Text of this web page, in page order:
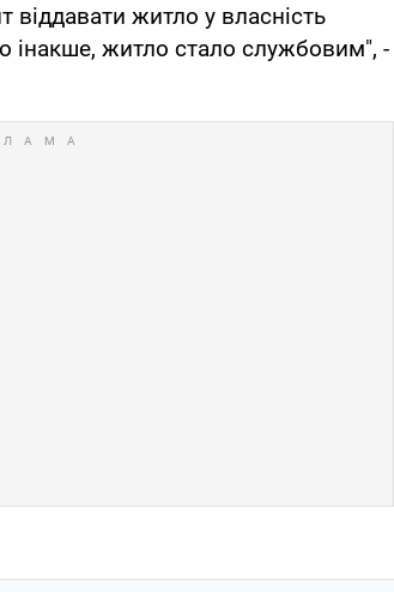
віддавати житло у власність
інакше, житло стало службовим", -